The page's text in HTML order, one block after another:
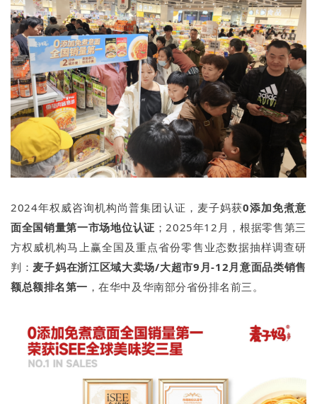
2024年权威咨询机构尚普集团认证，麦子妈获0添加免煮意
面全国销量第一市场地位认证 ；2025年12月，根据零售第三
方权威机构马上赢全国及重点省份零售业态数据抽样调查研
判：麦子妈在浙江区域大卖场/大超市9月-12月意面品类销售
额总额排名第一 ，在华中及华南部分省份排名前三。